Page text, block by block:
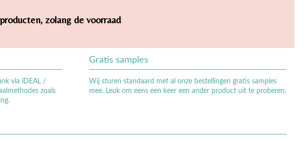
zolang de voorraad
via iDEAL /
zoals
Gratis samples
Wij sturen standaard met al onze bestellingen gratis samples
mee. Leuk om eens een keer een ander product uit te proberen.